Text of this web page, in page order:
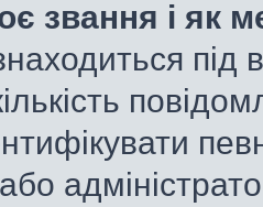
звання і як